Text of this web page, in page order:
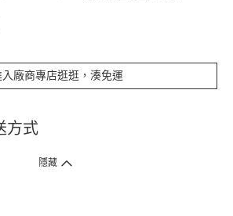
入廠商專店逛逛，湊免運
方式
隱藏